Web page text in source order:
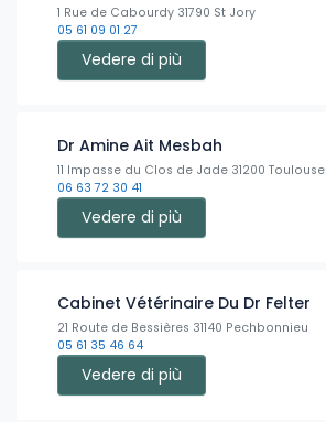
1 Rue de Cabourdy 31790 St Jory
05 61 09 01 27
Vedere di più
Dr Amine Ait Mesbah
11 Impasse du Clos de Jade 31200 Toulouse
06 63 72 30 41
Vedere di più
Cabinet Vétérinaire Du Dr Felter
21 Route de Bessières 31140 Pechbonnieu
05 61 35 46 64
Vedere di più